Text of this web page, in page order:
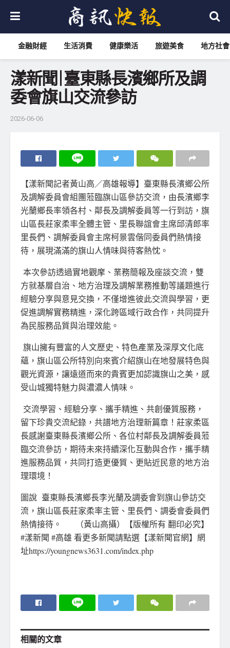
金融財經 生活消費 健康樂活 旅遊美食 地方社會
漾新聞|臺東縣長濱鄉所及調
委會旗山交流參訪
2026-06-06
【漾新聞記者黃山高／高雄報導】臺東縣長濱鄉公所
及調解委員會組團蒞臨旗山區參訪交流，由長濱鄉李
光蘭鄉長率領各村、鄰長及調解委員等一行到訪，旗
山區長莊家柔率全體主管、里長聯誼會主席邱清郎率
里長們、調解委員會主席柯景雲偕同委員們熱情接
待，展現滿滿的旗山人情味與待客熱忱。
本次參訪透過實地觀摩、業務簡報及座談交流，雙
方就基層自治、地方治理及調解業務推動等議題進行
經驗分享與意見交換，不僅增進彼此交流與學習，更
促進調解實務精進，深化跨區域行政合作，共同提升
為民服務品質與治理效能。
旗山擁有豐富的人文歷史、特色產業及深厚文化底
蘊，旗山區公所特別向來賓介紹旗山在地發展特色與
觀光資源，讓遠道而來的貴賓更加認識旗山之美，感
受山城獨特魅力與濃濃人情味。
交流學習、經驗分享、攜手精進、共創優質服務，
留下珍貴交流紀錄，共譜地方治理新篇章！莊家柔區
長感謝臺東縣長濱鄉公所、各位村鄰長及調解委員蒞
臨交流參訪，期待未來持續深化互動與合作，攜手精
進服務品質，共同打造更優質、更貼近民意的地方治
理環境！
圖說 臺東縣長濱鄉長李光蘭及調委會到旗山參訪交
流，旗山區長莊家柔率主管、里長們、調委會委員們
熱情接待。 （黃山高攝）【版權所有 翻印必究】
#漾新聞 #高雄 看更多新聞請點選【漾新聞官網】網
址https://youngnews3631.com/index.php
相關的文章